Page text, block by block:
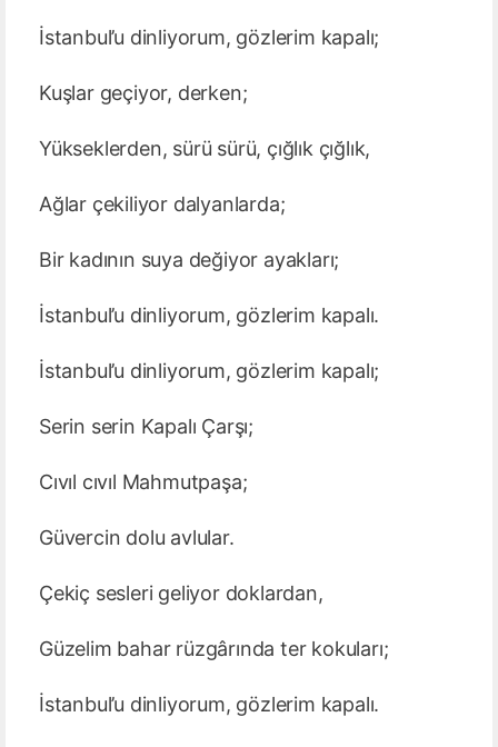
İstanbul’u dinliyorum, gözlerim kapalı;
Kuşlar geçiyor, derken;
Yükseklerden, sürü sürü, çığlık çığlık,
Ağlar çekiliyor dalyanlarda;
Bir kadının suya değiyor ayakları;
İstanbul’u dinliyorum, gözlerim kapalı.
İstanbul’u dinliyorum, gözlerim kapalı;
Serin serin Kapalı Çarşı;
Cıvıl cıvıl Mahmutpaşa;
Güvercin dolu avlular.
Çekiç sesleri geliyor doklardan,
Güzelim bahar rüzgârında ter kokuları;
İstanbul’u dinliyorum, gözlerim kapalı.